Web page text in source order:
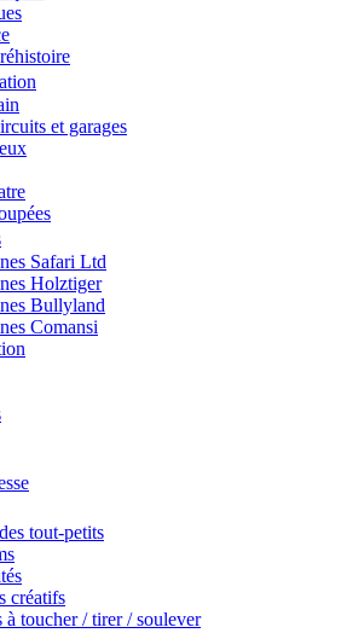
et garages
Safari Ltd
Holztiger
Bullyland
Comansi
tout-petits
créatifs
à toucher / tirer / soulever